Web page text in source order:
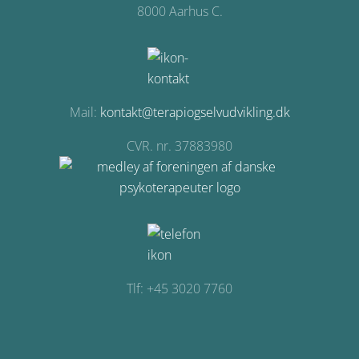
8000 Aarhus C.
Mail: kontakt@terapiogselvudvikling.dk
CVR. nr. 37883980
Tlf: +45 3020 7760